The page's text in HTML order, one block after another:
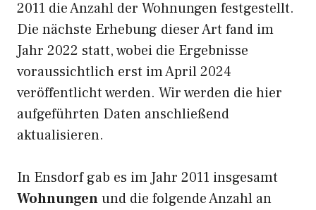
2011 die Anzahl der Wohnungen festgestellt.
Die nächste Erhebung dieser Art fand im
Jahr 2022 statt, wobei die Ergebnisse
voraussichtlich erst im April 2024
veröffentlicht werden. Wir werden die hier
aufgeführten Daten anschließend
aktualisieren.
In Ensdorf gab es im Jahr 2011 insgesamt
Wohnungenund die folgende Anzahl an